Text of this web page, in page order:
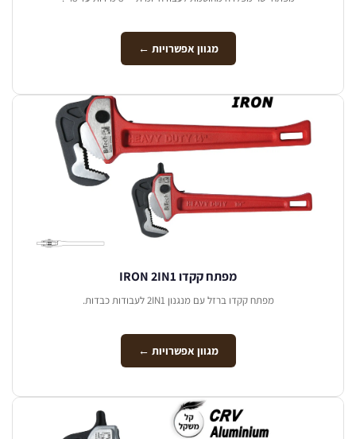
מגוון אפשרויות ←
מפתח קקדו IRON 2IN1
מפתח קקדו ברזל עם מנגנון 2IN1 לעבודות כבדות.
מגוון אפשרויות ←